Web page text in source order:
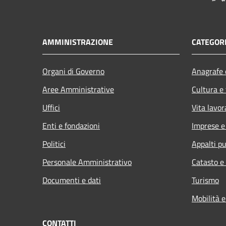
AMMINISTRAZIONE
Organi di Governo
Aree Amministrative
Uffici
Enti e fondazioni
Politici
Personale Amministrativo
Documenti e dati
Cultura
Vita
Imprese
Appalti
Catasto
Turismo
Mobilità
CONTATTI